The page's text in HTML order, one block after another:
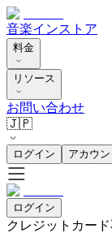
音楽インストア
料金
リソース
お問い合わせ
🇯🇵
ログイン アカウ
ログイン
クレジットカー